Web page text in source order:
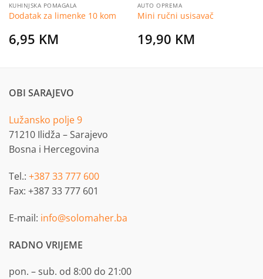
KUHINJSKA POMAGALA
Dodatak za limenke 10 kom
6,95 KM
AUTO OPREMA
Mini ručni usisavač
19,90 KM
OBI SARAJEVO
Lužansko polje 9
71210 Ilidža – Sarajevo
Bosna i Hercegovina
Tel.: +387 33 777 600
Fax: +387 33 777 601
E-mail: info@solomaher.ba
RADNO VRIJEME
pon. – sub. od 8:00 do 21:00